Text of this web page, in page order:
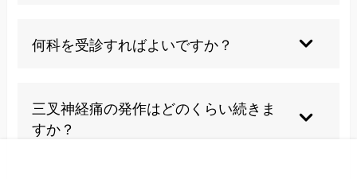
作を誘発しやすくする可能性があります。ストレ
ス管理は症状軽減に有効です。
何科を受診すればよいですか？
専門です。まずは内科や耳鼻科でも相談でき、必
要に応じて専門医に紹介されます。
三叉神経痛の発作はどのくらい続きま
すか？